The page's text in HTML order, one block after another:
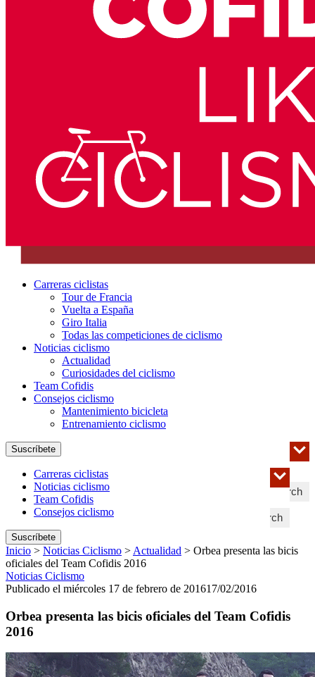
Carreras ciclistas
Tour de Francia
Vuelta a España
Giro Italia
Todas las competiciones de ciclismo
Noticias ciclismo
Actualidad
Curiosidades del ciclismo
Team Cofidis
Consejos ciclismo
Mantenimiento bicicleta
Entrenamiento ciclismo
Search
Suscríbete
Search
Carreras ciclistas
Noticias ciclismo
Team Cofidis
Consejos ciclismo
Suscríbete
Inicio > Noticias Ciclismo > Actualidad > Orbea presenta las bicis
oficiales del Team Cofidis 2016
Noticias Ciclismo
Publicado el miércoles 17 de febrero de 201617/02/2016
Orbea presenta las bicis oficiales del Team Cofidis
2016